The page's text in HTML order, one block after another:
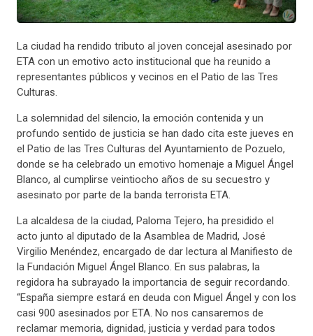
La ciudad ha rendido tributo al joven concejal asesinado por
ETA con un emotivo acto institucional que ha reunido a
representantes públicos y vecinos en el Patio de las Tres
Culturas.
La solemnidad del silencio, la emoción contenida y un
profundo sentido de justicia se han dado cita este jueves en
el Patio de las Tres Culturas del Ayuntamiento de Pozuelo,
donde se ha celebrado un emotivo homenaje a Miguel Ángel
Blanco, al cumplirse veintiocho años de su secuestro y
asesinato por parte de la banda terrorista ETA.
La alcaldesa de la ciudad, Paloma Tejero, ha presidido el
acto junto al diputado de la Asamblea de Madrid, José
Virgilio Menéndez, encargado de dar lectura al Manifiesto de
la Fundación Miguel Ángel Blanco. En sus palabras, la
regidora ha subrayado la importancia de seguir recordando.
“España siempre estará en deuda con Miguel Ángel y con los
casi 900 asesinados por ETA. No nos cansaremos de
reclamar memoria, dignidad, justicia y verdad para todos